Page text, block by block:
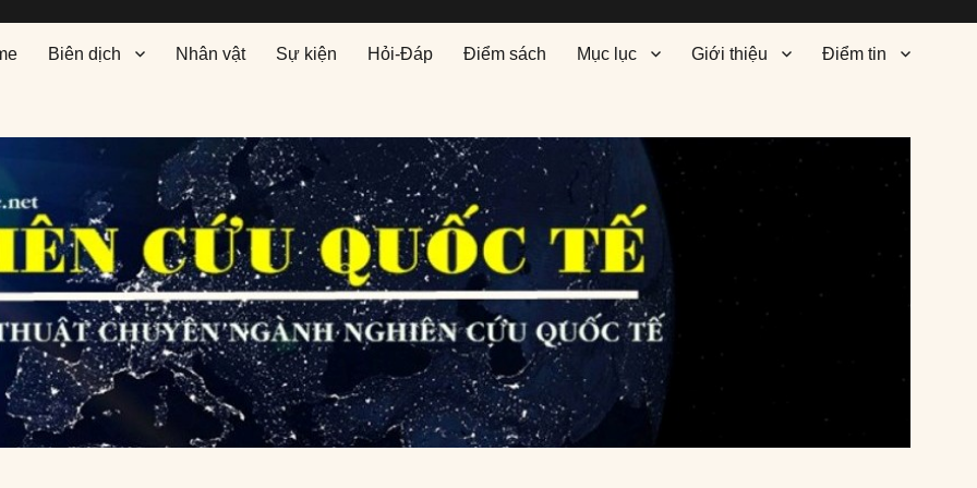
Biên dịch Nhân vật Sự kiện Hỏi-Đáp Điểm sách Mục lục Giới thiệu Điểm tin